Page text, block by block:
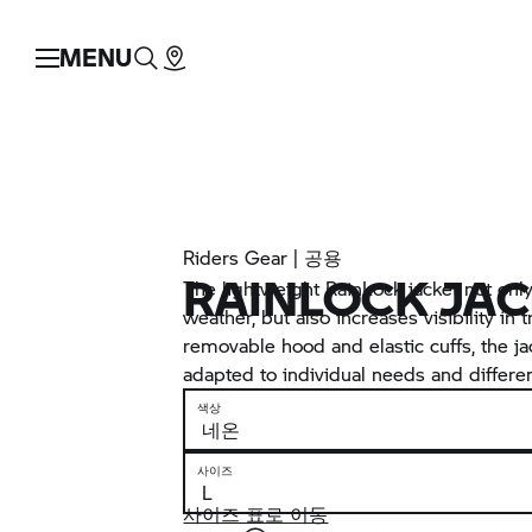
MENU
Riders Gear | 공용
RAINLOCK
The lightweight RainLock jacket not
weather, but also increases visibility in
removable hood and elastic cuffs, the
adapted to individual needs and
색상
사이즈
사이즈 표로 이동